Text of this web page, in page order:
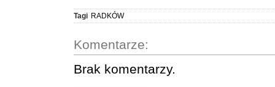
Tagi RADKÓW
Komentarze:
Brak komentarzy.